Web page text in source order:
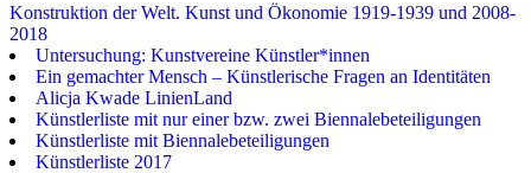
Konstruktion der Welt. Kunst und Ökonomie 1919-1939 und 2008-
2018
Untersuchung: Kunstvereine Künstler*innen
Ein gemachter Mensch – Künstlerische Fragen an Identitäten
Alicja Kwade LinienLand
Künstlerliste mit nur einer bzw. zwei Biennalebeteiligungen
Künstlerliste mit Biennalebeteiligungen
Künstlerliste 2017